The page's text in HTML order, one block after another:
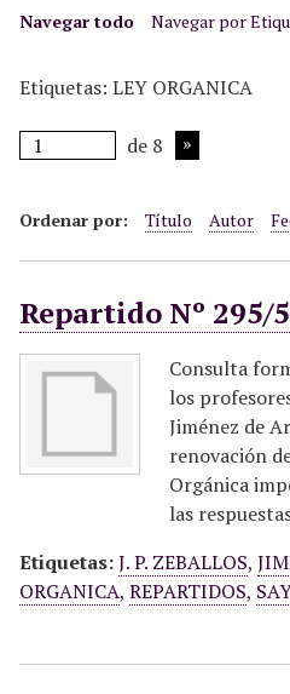
Navegar todo Navegar por
Etiquetas: LEY ORGANICA
de 8
Ordenar por: Título Autor
Repartido Nº 295/
Consulta
los
Jiménez de
renovación
Orgánica
las
Etiquetas:J. P. ZEBALLOS,
ORGANICA, REPARTIDOS,